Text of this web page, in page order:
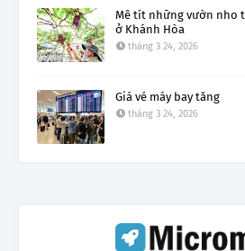
Mê tít những vườn nho
ở Khánh Hòa
tháng 3 24, 2026
Giá vé máy bay tăng
tháng 3 24, 2026